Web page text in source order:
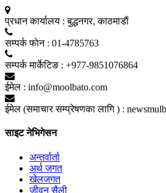
प्रधान कार्यालय : बुद्धनगर, काठमाडाैं
सम्पर्क फाेन : 01-4785763
सम्पर्क मार्केटिङ : +977-9851076864
ईमेल : info@moolbato.com
ईमेल (समाचार सम्प्रेषणका लागि ) :
साइट नेभिगेसन
अन्तर्वार्ता
अर्थ जगत
खेलजगत
जीवन सैली